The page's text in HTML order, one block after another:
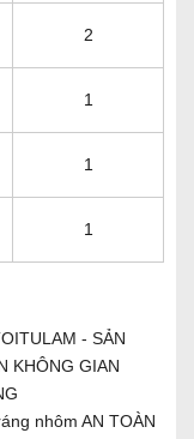
2
1
1
1
- SẢN
KHÔNG GIAN
nhôm AN TOÀN